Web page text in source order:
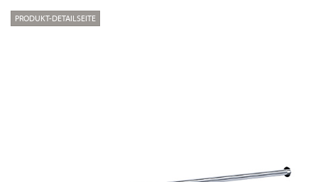
PRODUKT-DETAILSEITE